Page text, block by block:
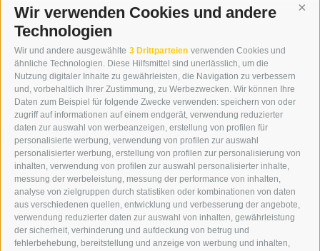
Wir verwenden Cookies und andere
Technologien
Wir und andere ausgewählte 3 Drittparteien verwenden Cookies und
ähnliche Technologien. Diese Hilfsmittel sind unerlässlich, um die
Nutzung digitaler Inhalte zu gewährleisten, die Navigation zu verbessern
und, vorbehaltlich Ihrer Zustimmung, zu Werbezwecken. Wir können Ihre
Daten zum Beispiel für folgende Zwecke verwenden: speichern von oder
zugriff auf informationen auf einem endgerät, verwendung reduzierter
daten zur auswahl von werbeanzeigen, erstellung von profilen für
personalisierte werbung, verwendung von profilen zur auswahl
personalisierter werbung, erstellung von profilen zur personalisierung von
inhalten, verwendung von profilen zur auswahl personalisierter inhalte,
messung der werbeleistung, messung der performance von inhalten,
analyse von zielgruppen durch statistiken oder kombinationen von daten
aus verschiedenen quellen, entwicklung und verbesserung der angebote,
verwendung reduzierter daten zur auswahl von inhalten, gewährleistung
der sicherheit, verhinderung und aufdeckung von betrug und
fehlerbehebung, bereitstellung und anzeige von werbung und inhalten,
KONTAKT
WIPP-MEDIA GMBH
DER ERKER
NEUSTADT 20A
I-39049 STERZING
TEL.: +39 0472 766876
GRAFIK@DERERKER.IT
INFO@DERERKER.IT
BARBARA.FONTANA@DERERKER.IT
DER ERKER
WERBEN IM ERKER